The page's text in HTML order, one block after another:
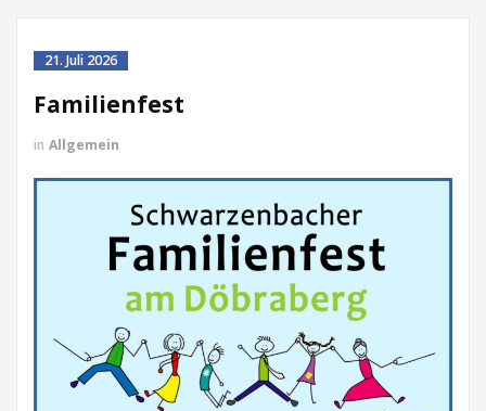
21. Juli 2026
Familienfest
in Allgemein